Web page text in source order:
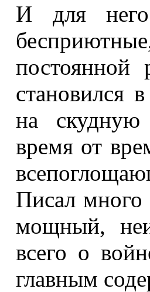
И для
становился
на
время от
Писал много
мощный,
всего о
главным